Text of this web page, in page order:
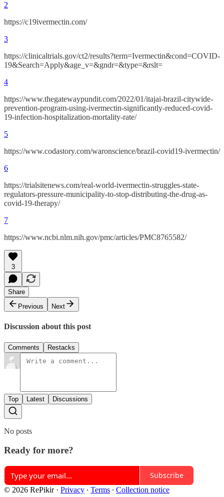
2
https://c19ivermectin.com/
3
https://clinicaltrials.gov/ct2/results?term=Ivermectin&cond=COVID-
19&Search=Apply&age_v=&gndr=&type=&rslt=
4
https://www.thegatewaypundit.com/2022/01/itajai-brazil-citywide-
prevention-program-using-ivermectin-significantly-reduced-covid-
19-infection-hospitalization-mortality-rate/
5
https://www.codastory.com/waronscience/brazil-covid19-ivermectin/
6
https://trialsitenews.com/real-world-ivermectin-struggles-state-
regulators-pressure-municipality-to-stop-distributing-the-drug-as-
covid-19-therapy/
7
https://www.ncbi.nlm.nih.gov/pmc/articles/PMC8765582/
3
Share
Previous
Next
Discussion about this post
Comments Restacks
Top Latest Discussions
No posts
Ready for more?
Subscribe
© 2026 RePikir· Privacy ∙ Terms ∙ Collection notice